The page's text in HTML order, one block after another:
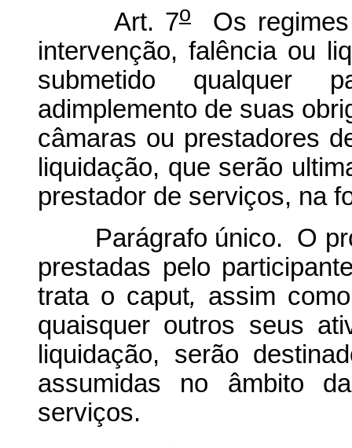
Art. 7oOs regimes
intervenção, falência ou
submetido qualquer
adimplemento de suas
câmaras ou prestadores
liquidação, que serão
prestador de serviços, na
Parágrafo único. O
prestadas pelo
trata o caput, assim
quaisquer outros seus
liquidação, serão
assumidas no âmbito
serviços.